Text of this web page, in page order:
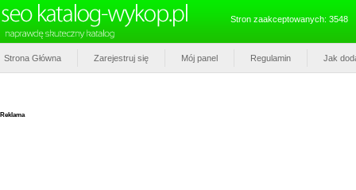
Stron zaakceptowanych: 3548
Strona Główna Zarejestruj się Mój panel Regulamin Jak
Reklama